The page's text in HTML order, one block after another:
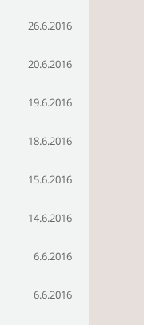
26.6.2016
20.6.2016
19.6.2016
18.6.2016
15.6.2016
14.6.2016
6.6.2016
6.6.2016